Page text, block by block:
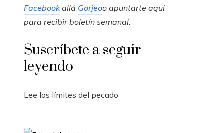
Facebookallá Gorjeoo apuntarte aqui
para recibirboletín semanal.
Suscríbete a seguir
leyendo
Lee los límites del pecado